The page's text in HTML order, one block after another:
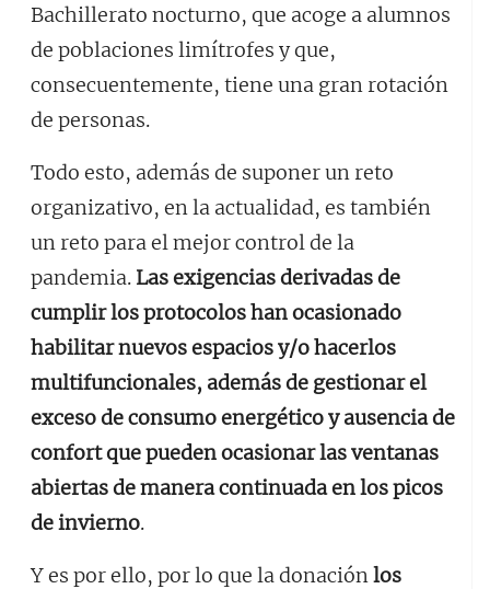
Bachillerato nocturno, que acoge a alumnos
de poblaciones limítrofes y que,
consecuentemente, tiene una gran rotación
de personas.
Todo esto, además de suponer un reto
organizativo, en la actualidad, es también
un reto para el mejor control de la
pandemia. Las exigencias derivadas de
cumplir los protocolos han ocasionado
habilitar nuevos espacios y/o hacerlos
multifuncionales, además de gestionar el
exceso de consumo energético y ausencia de
confort que pueden ocasionar las ventanas
abiertas de manera continuada en los picos
de invierno.
Y es por ello, por lo que la donaciónlos